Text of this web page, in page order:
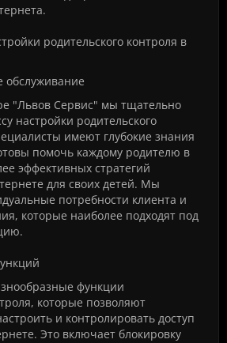
родительского контроля в
обслуживание
"Львов Сервис" мы тщательно
настройки родительского
имеют глубокие знания
помочь каждому родителю в
эффективных стратегий
для своих детей. Мы
потребности клиента и
которые наиболее подходят под
функции
которые позволяют
и контролировать доступ
Это включает блокировку